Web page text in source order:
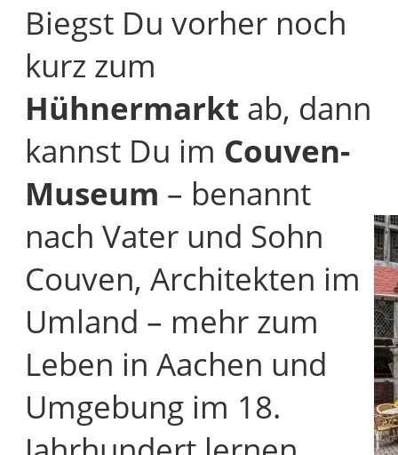
Biegst Du vorher noch
kurz zum
Hühnermarkt ab, dann
kannst Du im Couven-
Museum – benannt
nach Vater und Sohn
Couven, Architekten im
Umland – mehr zum
Leben in Aachen und
Umgebung im 18.